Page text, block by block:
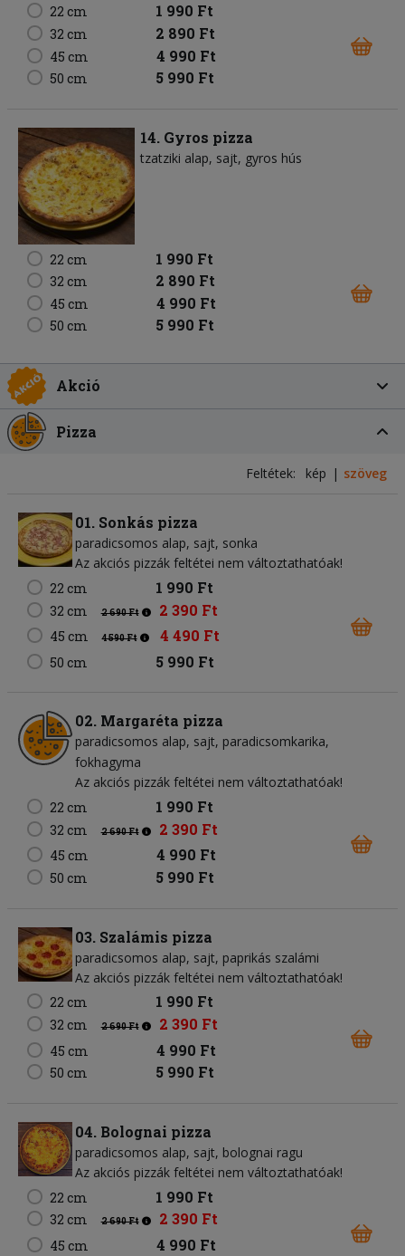
22 cm 1 990 Ft
32 cm 2 890 Ft
45 cm 4 990 Ft
50 cm 5 990 Ft
14. Gyros pizza
tzatziki alap sajt gyros hús
22 cm 1 990 Ft
32 cm 2 890 Ft
45 cm 4 990 Ft
50 cm 5 990 Ft
Akció
Pizza
Feltétek: kép szöveg
01. Sonkás pizza
paradicsomos alap sajt sonka
Az akciós pizzák feltétei nem változtathatóak!
22 cm
1 990 Ft
32 cm 2 690 Ft 2 390 Ft
45 cm 4 590 Ft 4 490 Ft
50 cm 5 990 Ft
02. Margaréta pizza
paradicsomos alap sajt paradicsomkarika
fokhagyma
Az akciós pizzák feltétei nem változtathatóak!
22 cm
1 990 Ft
32 cm 2 690 Ft 2 390 Ft
45 cm 4 990 Ft
50 cm 5 990 Ft
03. Szalámis pizza
paradicsomos alap sajt paprikás szalámi
Az akciós pizzák feltétei nem változtathatóak!
22 cm
1 990 Ft
32 cm 2 690 Ft 2 390 Ft
45 cm 4 990 Ft
50 cm 5 990 Ft
04. Bolognai pizza
paradicsomos alap sajt bolognai ragu
Az akciós pizzák feltétei nem változtathatóak!
22 cm
1 990 Ft
32 cm 2 690 Ft 2 390 Ft
45 cm 4 990 Ft